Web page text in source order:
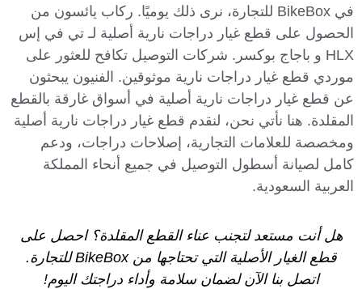
في BikeBox للتجارة، نرى ذلك يوميًا. ركاب يائسون من
الحصول على قطع غيار دراجات نارية أصلية لـ تي في إس
HLX و باجاج بوكسر. شركات التوصيل تكافح للعثور على
موردي قطع غيار دراجات نارية موثوقين. الفنيون يبحثون
عن قطع غيار دراجات نارية أصلية في أسواق غارقة بالقطع
المقلدة. هنا نأتي نحن، لنقدم قطع غيار دراجات نارية أصلية
ومخصصة للعلامات التجارية، إصلاحات دراجات، ودعم
كامل لصيانة أسطول التوصيل في جميع أنحاء المملكة
العربية السعودية.
هل أنت مستعد لتجنب عناء القطع المقلدة؟ احصل على
قطع الغيار الأصلية التي تحتاجها من BikeBox للتجارة.
اتصل بنا الآن لضمان سلامة وأداء دراجتك اليوم!